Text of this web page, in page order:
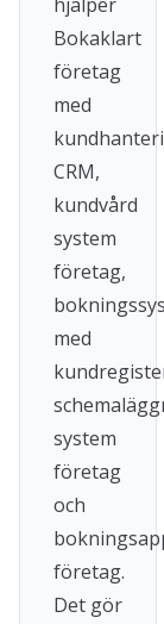
Bokaklart
företag
med
CRM,
kundvård
system
företag,
med
system
företag
och
företag.
Det gör